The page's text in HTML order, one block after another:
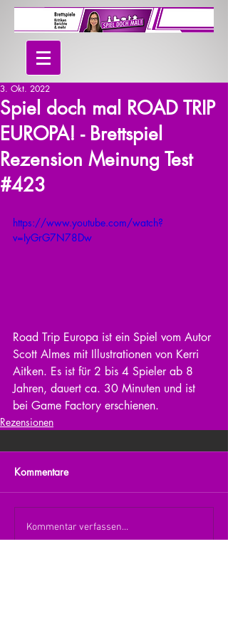
Spiel doch mal ROAD TRIP
EUROPA! - Brettspiel
Rezension Meinung Test
#423
3. Okt. 2022
https://www.youtube.com/watch?
v=IyGrG7N78Dw
Road Trip Europa ist ein Spiel vom Autor
Scott Almes mit Illustrationen von Kerri
Aitken. Es ist für 2 bis 4 Spieler ab 8
Jahren, dauert ca. 30 Minuten und ist
bei Game Factory erschienen.
Rezensionen
Kommentare
Kommentar verfassen...